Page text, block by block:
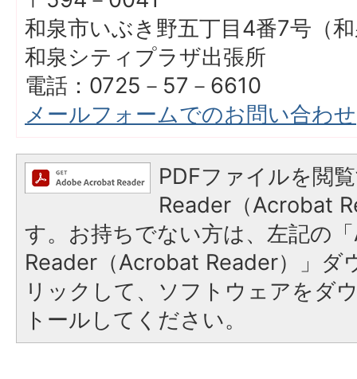
和泉市いぶき野五丁目4番7号（
和泉シティプラザ出張所
電話：0725－57－6610
メールフォームでのお問い合わせ
PDFファイルを閲
Reader（Acrobat
す。お持ちでない方は、左記の
Reader（Acrobat Reader）」ダ
リックして、ソフトウェアをダ
トールしてください。